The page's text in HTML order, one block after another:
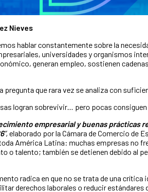
Nieves
hablar constantemente sobre la
universidades y organismos
generan empleo, sostienen
pregunta que rara vez se analiza con
logran sobrevivir… pero pocas consiguen
empresarial y buenas prácticas
”, elaborado por la Cámara de Comercio de
América Latina: muchas empresas no
o talento; también se detienen debido al
radica en que no se trata de una
derechos laborales o reducir